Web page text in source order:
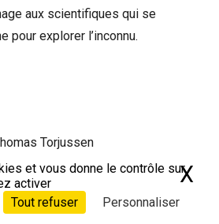
aux scientifiques qui se
pour explorer l’inconnu.
Torjussen
et vous donne le contrôle sur
activer
Tout refuser Personnaliser
X